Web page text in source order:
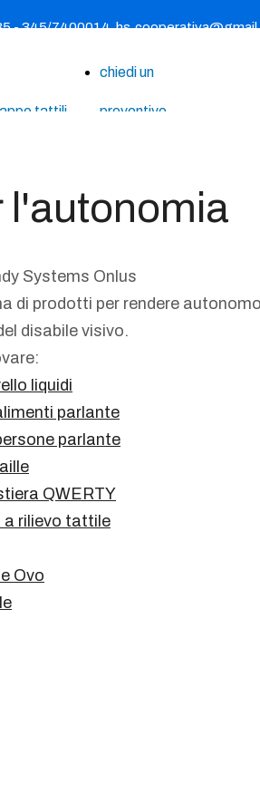
- 345/7400014
tattili
chiedi un
preventivo
l'autonomia
Systems Onlus
di prodotti per rendere
disabile visivo.
liquidi
parlante
parlante
QWERTY
a rilievo tattile
Ovo